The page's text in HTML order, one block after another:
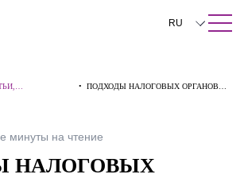
Закрыть
RU
中文
•ПОДХОДЫ НАЛОГОВЫХ ОРГАНОВ
минуты на чтение
НАЛОГОВЫХ